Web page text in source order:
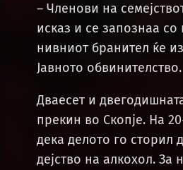
– Членови на
исказ и се запознаа
нивниот бранител ќе
Јавното обвинителство.
Дваесет и
прекин во Скопје. На
дека делото го сторил
дејство на алкохол.